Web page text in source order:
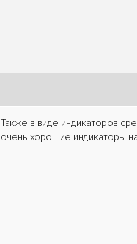
Также в виде индикаторов
очень хорошие индикаторы